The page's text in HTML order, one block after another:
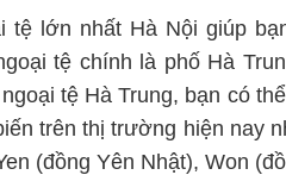
tệ lớn nhất Hà Nội giúp
tệ chính là phố Hà
tệ Hà Trung, bạn có
trên thị trường hiện nay
(đồng Yên Nhật), Won